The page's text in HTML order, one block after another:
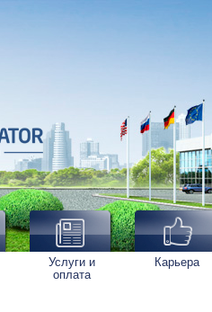
Услуги и
оплата
Карьера